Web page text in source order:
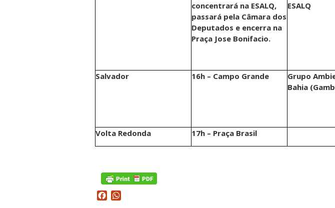
concentrará na ESALQ,
passará pela Câmara dos
Deputados e encerra na
Praça Jose Bonifacio.
ESALQ
Salvador 16h – Campo Grande
Grupo
Bahia
Volta Redonda 17h – Praça Brasil
Facebook